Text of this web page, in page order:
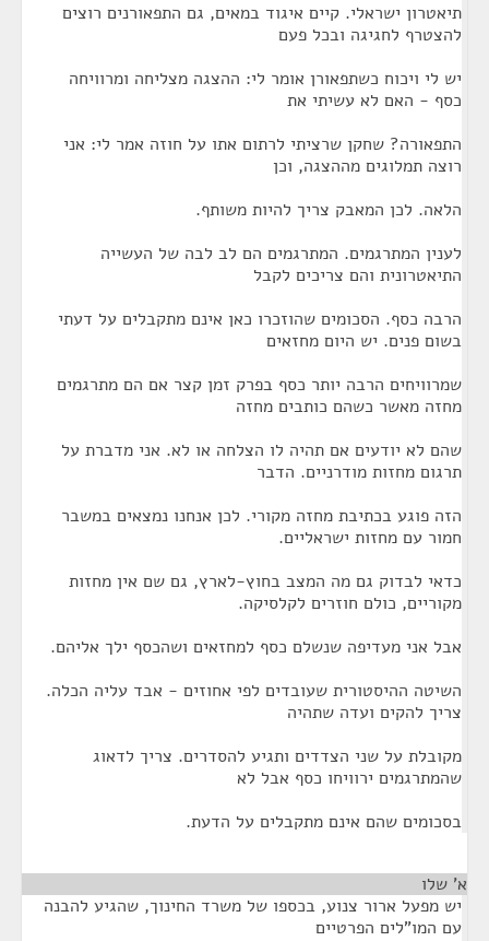
תיאטרון ישראלי. קיים איגוד במאים, גם התפאורנים רוצים
להצטרף לחגיגה ובכל פעם
יש לי ויכוח כשתפאורן אומר לי: ההצגה מצליחה ומרוויחה
כסף - האם לא עשיתי את
התפאורה? שחקן שרציתי לרתום אתו על חוזה אמר לי: אני
רוצה תמלוגים מההצגה, וכן
הלאה. לכן המאבק צריך להיות משותף.
לענין המתרגמים. המתרגמים הם לב לבה של העשייה
התיאטרונית והם צריכים לקבל
הרבה כסף. הסכומים שהוזכרו כאן אינם מתקבלים על דעתי
בשום פנים. יש היום מחזאים
שמרוויחים הרבה יותר כסף בפרק זמן קצר אם הם מתרגמים
מחזה מאשר כשהם כותבים מחזה
שהם לא יודעים אם תהיה לו הצלחה או לא. אני מדברת על
תרגום מחזות מודרניים. הדבר
הזה פוגע בכתיבת מחזה מקורי. לכן אנחנו נמצאים במשבר
חמור עם מחזות ישראליים.
כדאי לבדוק גם מה המצב בחוץ-לארץ, גם שם אין מחזות
מקוריים, כולם חוזרים לקלסיקה.
אבל אני מעדיפה שנשלם כסף למחזאים ושהכסף ילך אליהם.
השיטה ההיסטורית שעובדים לפי אחוזים - אבד עליה הכלה.
צריך להקים ועדה שתהיה
מקובלת על שני הצדדים ותגיע להסדרים. צריך לדאוג
שהמתרגמים ירוויחו כסף אבל לא
בסכומים שהם אינם מתקבלים על הדעת.
א' שלו
יש מפעל ארור צנוע, בכספו של משרד החינוך, שהגיע להבנה
עם המו"לים הפרטיים